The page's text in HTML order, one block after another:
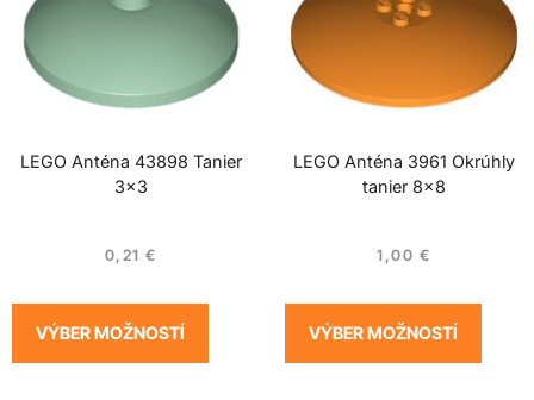
LEGO Anténa 43898 Tanier
3×3
0,21 €
VÝBER MOŽNOSTÍ
LEGO Anténa 3961 Okrúhly
tanier 8×8
1,00 €
VÝBER MOŽNOSTÍ